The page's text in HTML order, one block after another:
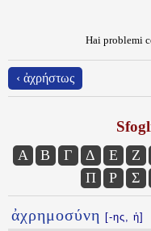
Hai problemi
‹ ἀχρήστως
Α Β Γ Δ Ε Ζ
Π
Ρ Σ
ἀχρημοσύνη [-ης, ἡ]